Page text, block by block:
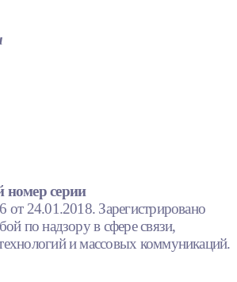
номер серии
24.01.2018. Зарегистрировано
по надзору в сфере связи,
и массовых коммуникаций.